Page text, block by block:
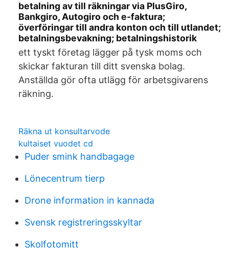
betalning av till räkningar via PlusGiro,
Bankgiro, Autogiro och e-faktura;
överföringar till andra konton och till utlandet;
betalningsbevakning; betalningshistorik
ett tyskt företag lägger på tysk moms och
skickar fakturan till ditt svenska bolag.
Anställda gör ofta utlägg för arbetsgivarens
räkning.
Räkna ut konsultarvode
kultaiset vuodet cd
Puder smink handbagage
Lönecentrum tierp
Drone information in kannada
Svensk registreringsskyltar
Skolfotomitt